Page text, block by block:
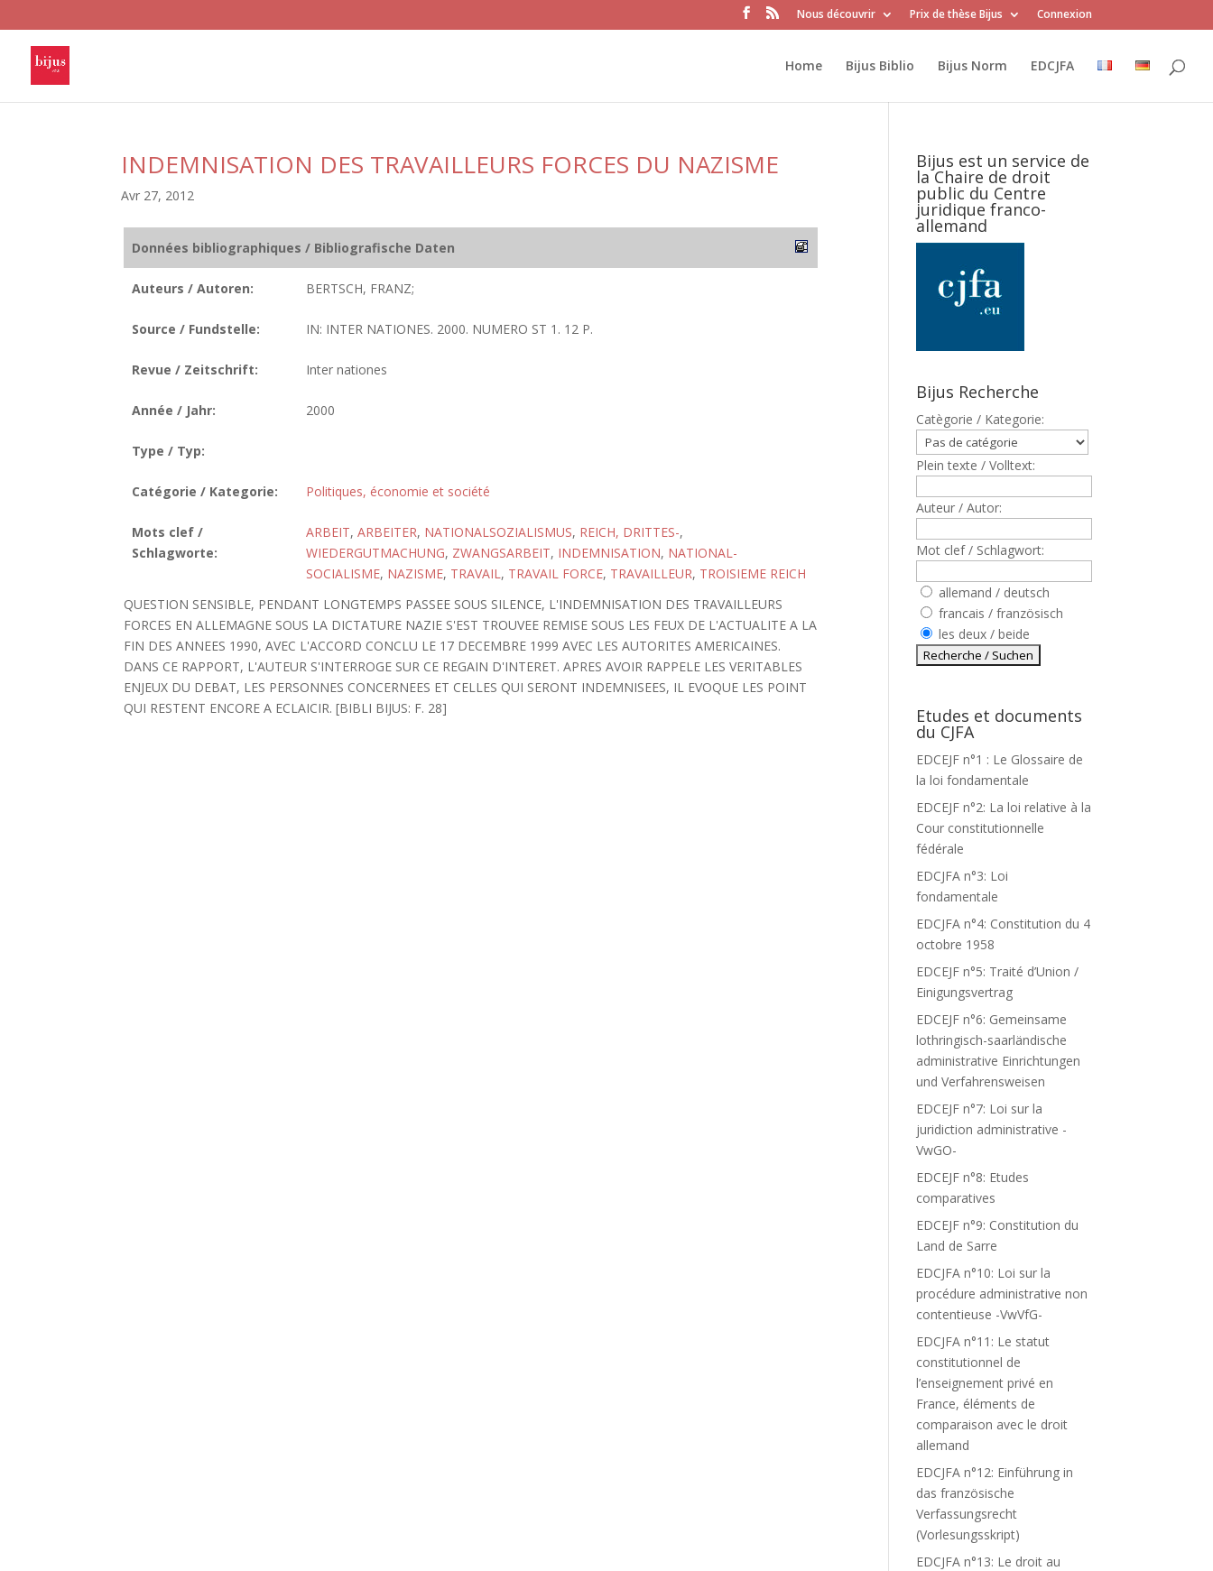
Nous découvrir Prix de thèse Bijus Connexion
Home Bijus Biblio Bijus Norm EDCJFA
INDEMNISATION DES TRAVAILLEURS FORCES DU NAZISME
Avr 27, 2012
Données bibliographiques / Bibliografische Daten
Auteurs / Autoren: BERTSCH, FRANZ;
Source / Fundstelle: IN: INTER NATIONES. 2000. NUMERO ST 1. 12 P.
Revue / Zeitschrift: Inter nationes
Année / Jahr: 2000
Type / Typ:
Catégorie / Kategorie: Politiques, économie et société
Mots clef /
Schlagworte:
ARBEIT, ARBEITER, NATIONALSOZIALISMUS, REICH, DRITTES-,
WIEDERGUTMACHUNG, ZWANGSARBEIT, INDEMNISATION, NATIONAL-
SOCIALISME, NAZISME, TRAVAIL, TRAVAIL FORCE, TRAVAILLEUR, TROISIEME REICH
QUESTION SENSIBLE, PENDANT LONGTEMPS PASSEE SOUS SILENCE, L'INDEMNISATION DES TRAVAILLEURS
FORCES EN ALLEMAGNE SOUS LA DICTATURE NAZIE S'EST TROUVEE REMISE SOUS LES FEUX DE L'ACTUALITE A LA
FIN DES ANNEES 1990, AVEC L'ACCORD CONCLU LE 17 DECEMBRE 1999 AVEC LES AUTORITES AMERICAINES.
DANS CE RAPPORT, L'AUTEUR S'INTERROGE SUR CE REGAIN D'INTERET. APRES AVOIR RAPPELE LES VERITABLES
ENJEUX DU DEBAT, LES PERSONNES CONCERNEES ET CELLES QUI SERONT INDEMNISEES, IL EVOQUE LES POINT
QUI RESTENT ENCORE A ECLAICIR. [BIBLI BIJUS: F. 28]
Bijus est un service de
la Chaire de droit
public du Centre
juridique franco-
allemand
Bijus Recherche
Catègorie / Kategorie:
Plein texte / Volltext:
Auteur / Autor:
Mot clef / Schlagwort:
allemand / deutsch
francais / französisch
les deux / beide
Etudes et documents
du CJFA
EDCEJF n°1 : Le Glossaire de
la loi fondamentale
EDCEJF n°2: La loi relative à la
Cour constitutionnelle
fédérale
EDCJFA n°3: Loi
fondamentale
EDCJFA n°4: Constitution du 4
octobre 1958
EDCEJF n°5: Traité d’Union /
Einigungsvertrag
EDCEJF n°6: Gemeinsame
lothringisch-saarländische
administrative Einrichtungen
und Verfahrensweisen
EDCEJF n°7: Loi sur la
juridiction administrative -
VwGO-
EDCEJF n°8: Etudes
comparatives
EDCEJF n°9: Constitution du
Land de Sarre
EDCJFA n°10: Loi sur la
procédure administrative non
contentieuse -VwVfG-
EDCJFA n°11: Le statut
constitutionnel de
l’enseignement privé en
France, éléments de
comparaison avec le droit
allemand
EDCJFA n°12: Einführung in
das französische
Verfassungsrecht
(Vorlesungsskript)
EDCJFA n°13: Le droit au